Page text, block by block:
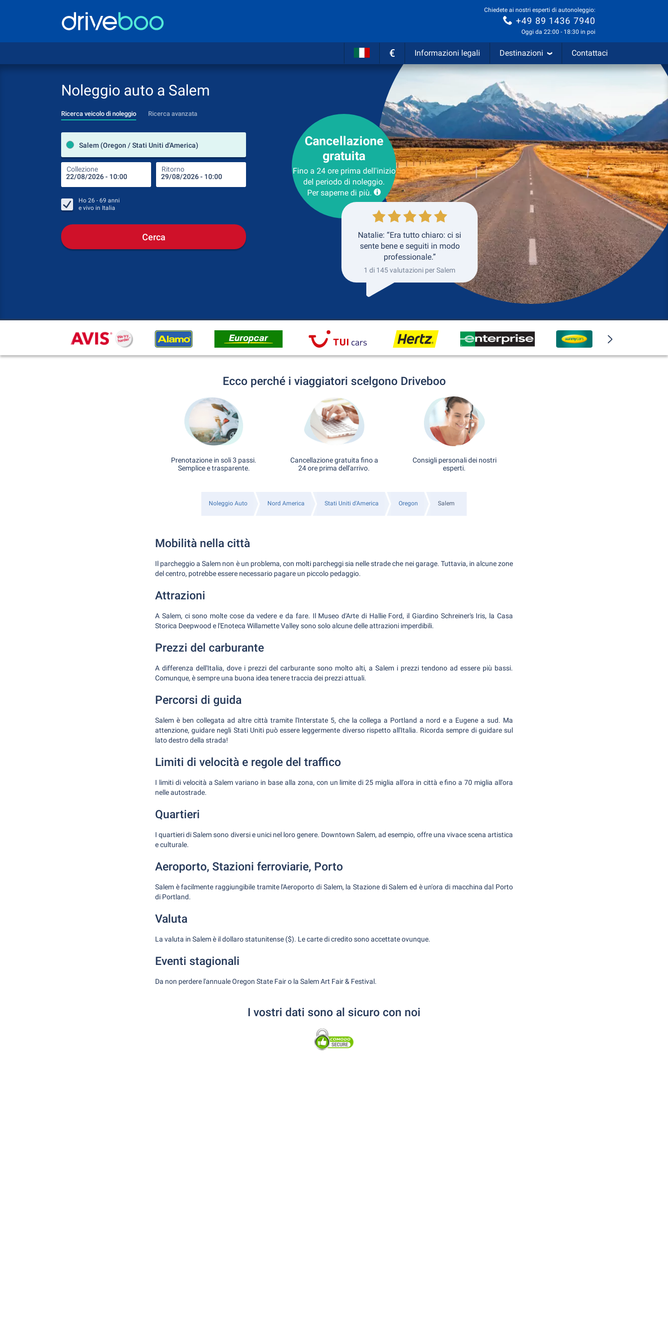
Chiedete ai nostri esperti di autonoleggio:
+49 89 1436 7940
Oggi da 22:00 - 18:30 in poi
€ Informazioni legali Destinazioni Contattaci
Noleggio auto a Salem
Ricerca veicolo di noleggio Ricerca avanzata
Salem (Oregon / Stati Uniti d'America)
Collezione Ritorno
Luogo del noleggio
Luogo di ritorno
Ritorno
Ho 26 - 69 anni
e vivo in Italia
Cerca
Cancellazione
gratuita
Fino a 24 ore prima dell'inizio
del periodo di noleggio.
Per saperne di più.
Natalie: “Era tutto chiaro: ci si
sente bene e seguiti in modo
professionale.”
1 di 145 valutazioni per Salem
Ecco perché i viaggiatori scelgono Driveboo
Prenotazione in soli 3 passi.
Semplice e trasparente.
Cancellazione gratuita fino a
24 ore prima dell'arrivo.
Consigli personali dei nostri
esperti.
Noleggio Auto Nord America Stati Uniti d'America Oregon Salem
Mobilità nella città
Il parcheggio a Salem non è un problema, con molti parcheggi sia nelle strade che nei garage. Tuttavia, in alcune zone
del centro, potrebbe essere necessario pagare un piccolo pedaggio.
Attrazioni
A Salem, ci sono molte cose da vedere e da fare. Il Museo d'Arte di Hallie Ford, il Giardino Schreiner's Iris, la Casa
Storica Deepwood e l'Enoteca Willamette Valley sono solo alcune delle attrazioni imperdibili.
Prezzi del carburante
A differenza dell'Italia, dove i prezzi del carburante sono molto alti, a Salem i prezzi tendono ad essere più bassi.
Comunque, è sempre una buona idea tenere traccia dei prezzi attuali.
Percorsi di guida
Salem è ben collegata ad altre città tramite l'Interstate 5, che la collega a Portland a nord e a Eugene a sud. Ma
attenzione, guidare negli Stati Uniti può essere leggermente diverso rispetto all'Italia. Ricorda sempre di guidare sul
lato destro della strada!
Limiti di velocità e regole del traffico
I limiti di velocità a Salem variano in base alla zona, con un limite di 25 miglia all'ora in città e fino a 70 miglia all'ora
nelle autostrade.
Quartieri
I quartieri di Salem sono diversi e unici nel loro genere. Downtown Salem, ad esempio, offre una vivace scena artistica
e culturale.
Aeroporto, Stazioni ferroviarie, Porto
Salem è facilmente raggiungibile tramite l'Aeroporto di Salem, la Stazione di Salem ed è un'ora di macchina dal Porto
di Portland.
Valuta
La valuta in Salem è il dollaro statunitense ($). Le carte di credito sono accettate ovunque.
Eventi stagionali
Da non perdere l'annuale Oregon State Fair o la Salem Art Fair & Festival.
I vostri dati sono al sicuro con noi